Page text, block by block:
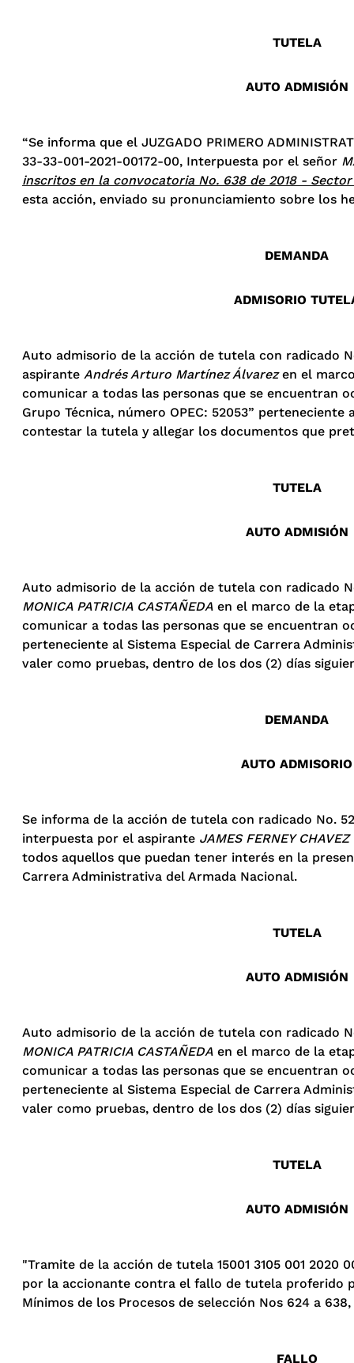
TUTELA
AUTO ADMISIÓN
“Se informa que el JUZGADO PRIMERO
33-33-001-2021-00172-00, Interpuesta por el señor
inscritos en la convocatoria No. 638 de 2018 - Sector
esta acción, enviado su pronunciamiento sobre los
DEMANDA
ADMISORIO
Auto admisorio de la acción de tutela con radicado
aspirante Andrés Arturo Martínez Álvarezen el
comunicar a todas las personas que se encuentran
Grupo Técnica, número OPEC: 52053”
contestar la tutela y allegar los documentos que
TUTELA
AUTO ADMISIÓN
Auto admisorio de la acción de tutela con radicado
MONICA PATRICIA CASTAÑEDA en el marco de la
comunicar a todas las personas que se encuentran
perteneciente al Sistema Especial de Carrera
valer como pruebas, dentro de los dos (2) días
DEMANDA
AUTO ADMISORIO
Se informa de la acción de tutela con radicado No.
interpuesta por el aspirante JAMES FERNEY
todos aquellos que puedan tener interés en la
Carrera Administrativa del Armada Nacional.
TUTELA
AUTO ADMISIÓN
Auto admisorio de la acción de tutela con radicado
MONICA PATRICIA CASTAÑEDA en el marco de la
comunicar a todas las personas que se encuentran
perteneciente al Sistema Especial de Carrera
valer como pruebas, dentro de los dos (2) días
TUTELA
AUTO ADMISIÓN
"Tramite de la acción de tutela 15001 3105 001
por la accionante contra el fallo de tutela proferido
Mínimos de los Procesos de selección Nos 624 a
FALLO